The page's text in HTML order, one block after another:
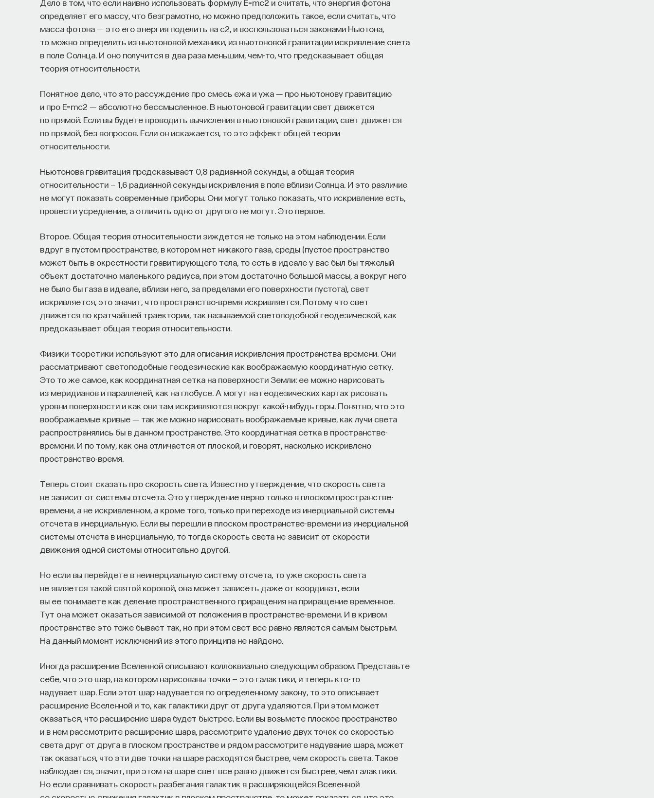
Дело в том, что если наивно использовать формулу E=mc2 и считать, что энергия фотона
определяет его массу, что безграмотно, но можно предположить такое, если считать, что
масса фотона ― это его энергия поделить на c2, и воспользоваться законами Ньютона,
то можно определить из ньютоновой механики, из ньютоновой гравитации искривление света
в поле Солнца. И оно получится в два раза меньшим, чем-то, что предсказывает общая
теория относительности.
Понятное дело, что это рассуждение про смесь ежа и ужа ― про ньютонову гравитацию
и про E=mc2 ― абсолютно бессмысленное. В ньютоновой гравитации свет движется
по прямой. Если вы будете проводить вычисления в ньютоновой гравитации, свет движется
по прямой, без вопросов. Если он искажается, то это эффект общей теории
относительности.
Ньютонова гравитация предсказывает 0,8 радианной секунды, а общая теория
относительности — 1,6 радианной секунды искривления в поле вблизи Солнца. И это различие
не могут показать современные приборы. Они могут только показать, что искривление есть,
провести усреднение, а отличить одно от другого не могут. Это первое.
Второе. Общая теория относительности зиждется не только на этом наблюдении. Если
вдруг в пустом пространстве, в котором нет никакого газа, среды (пустое пространство
может быть в окрестности гравитирующего тела, то есть в идеале у вас был бы тяжелый
объект достаточно маленького радиуса, при этом достаточно большой массы, а вокруг него
не было бы газа в идеале, вблизи него, за пределами его поверхности пустота), свет
искривляется, это значит, что пространство-время искривляется. Потому что свет
движется по кратчайшей траектории, так называемой светоподобной геодезической, как
предсказывает общая теория относительности.
Физики-теоретики используют это для описания искривления пространства-времени. Они
рассматривают светоподобные геодезические как воображаемую координатную сетку.
Это то же самое, как координатная сетка на поверхности Земли: ее можно нарисовать
из меридианов и параллелей, как на глобусе. А могут на геодезических картах рисовать
уровни поверхности и как они там искривляются вокруг какой-нибудь горы. Понятно, что это
воображаемые кривые ― так же можно нарисовать воображаемые кривые, как лучи света
распространялись бы в данном пространстве. Это координатная сетка в пространстве-
времени. И по тому, как она отличается от плоской, и говорят, насколько искривлено
пространство-время.
Теперь стоит сказать про скорость света. Известно утверждение, что скорость света
не зависит от системы отсчета. Это утверждение верно только в плоском пространстве-
времени, а не искривленном, а кроме того, только при переходе из инерциальной системы
отсчета в инерциальную. Если вы перешли в плоском пространстве-времени из инерциальной
системы отсчета в инерциальную, то тогда скорость света не зависит от скорости
движения одной системы относительно другой.
Но если вы перейдете в неинерциальную систему отсчета, то уже скорость света
не является такой святой коровой, она может зависеть даже от координат, если
вы ее понимаете как деление пространственного приращения на приращение временное.
Тут она может оказаться зависимой от положения в пространстве-времени. И в кривом
пространстве это тоже бывает так, но при этом свет все равно является самым быстрым.
На данный момент исключений из этого принципа не найдено.
Иногда расширение Вселенной описывают коллоквиально следующим образом. Представьте
себе, что это шар, на котором нарисованы точки — это галактики, и теперь кто-то
надувает шар. Если этот шар надувается по определенному закону, то это описывает
расширение Вселенной и то, как галактики друг от друга удаляются. При этом может
оказаться, что расширение шара будет быстрее. Если вы возьмете плоское пространство
и в нем рассмотрите расширение шара, рассмотрите удаление двух точек со скоростью
света друг от друга в плоском пространстве и рядом рассмотрите надувание шара, может
так оказаться, что эти две точки на шаре расходятся быстрее, чем скорость света. Такое
наблюдается, значит, при этом на шаре свет все равно движется быстрее, чем галактики.
Но если сравнивать скорость разбегания галактик в расширяющейся Вселенной